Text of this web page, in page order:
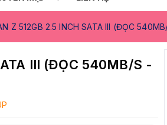
Z 512GB 2.5 INCH SATA III (ĐỌC
III (ĐỌC 540MB/S -